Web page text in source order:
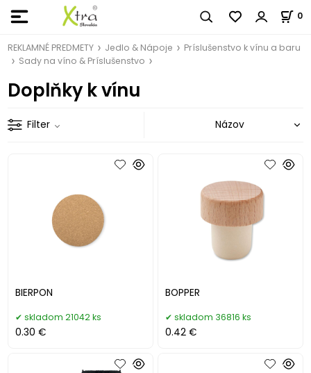
0
REKLAMNÉ PREDMETY Jedlo & Nápoje
Príslušenstvo k vínu a baru
Sady na víno & Príslušenstvo
Doplňky k vínu
Filter
BIERPON
skladom 21042 ks
0.30 €
BOPPER
skladom 36816 ks
0.42 €